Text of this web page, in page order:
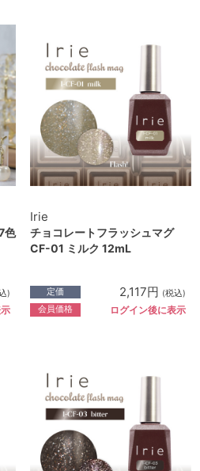
色
)
Irie
チョコレートフラッシュマグ
CF-01 ミルク 12mL
定価 2,117円 (税込)
会員価格 ログイン後に表示